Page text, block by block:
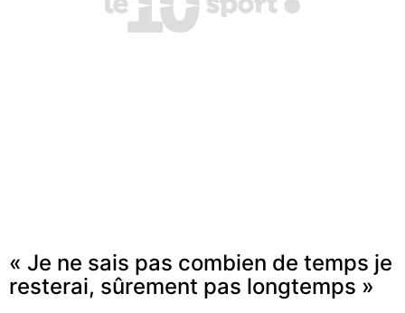
« Je ne sais pas combien de temps je
resterai, sûrement pas longtemps »